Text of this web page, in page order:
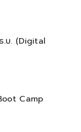
.บ. (Digital
Camp